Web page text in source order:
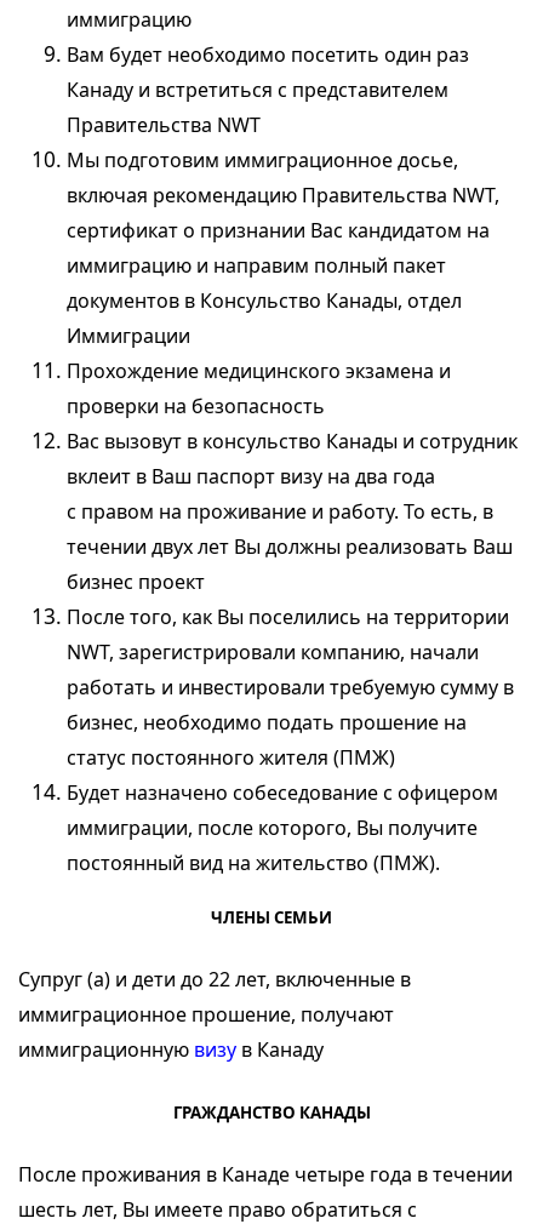
иммиграцию
Вам будет необходимо посетить один раз
Канаду и встретиться с представителем
Правительства NWT
Мы подготовим иммиграционное досье,
включая рекомендацию Правительства NWT,
сертификат о признании Вас кандидатом на
иммиграцию и направим полный пакет
документов в Консульство Канады, отдел
Иммиграции
Прохождение медицинского экзамена и
проверки на безопасность
Вас вызовут в консульство Канады и сотрудник
вклеит в Ваш паспорт визу на два года
с правом на проживание и работу. То есть, в
течении двух лет Вы должны реализовать Ваш
бизнес проект
После того, как Вы поселились на территории
NWT, зарегистрировали компанию, начали
работать и инвестировали требуемую сумму в
бизнес, необходимо подать прошение на
статус постоянного жителя (ПМЖ)
Будет назначено собеседование с офицером
иммиграции, после которого, Вы получите
постоянный вид на жительство (ПМЖ).
ЧЛЕНЫ СЕМЬИ
Супруг (а) и дети до 22 лет, включенные в
иммиграционное прошение, получают
иммиграционную визу в Канаду
ГРАЖДАНСТВО КАНАДЫ
После проживания в Канаде четыре года в течении
шесть лет, Вы имеете право обратиться с